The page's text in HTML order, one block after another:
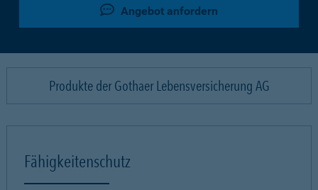
Angebot anfordern
Produkte der Gothaer Lebensversicherung AG
Fähigkeitenschutz